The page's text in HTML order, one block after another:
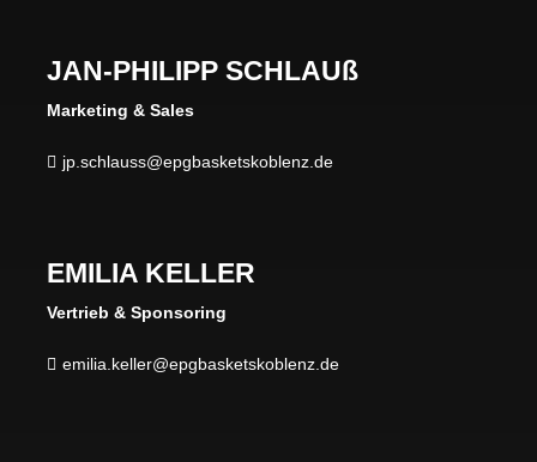
JAN-PHILIPP SCHLAUß
Marketing & Sales
 jp.schlauss@epgbasketskoblenz.de
EMILIA KELLER
Vertrieb & Sponsoring
 emilia.keller@epgbasketskoblenz.de